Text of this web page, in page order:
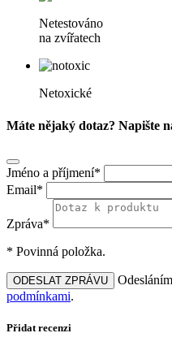
Netestováno
na zvířatech
Netoxické
Máte nějaký dotaz? Napište
Jméno a příjmení*
Email*
Zpráva*
* Povinná položka.
ODESLAT ZPRÁVU
podmínkami.
Přidat recenzi